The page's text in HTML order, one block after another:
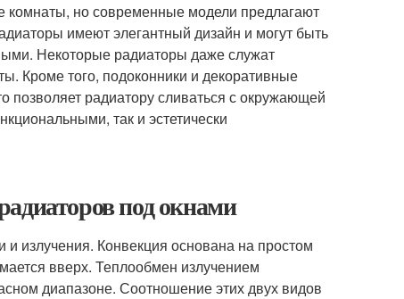
комнаты, но современные модели предлагают
имеют элегантный дизайн и могут быть
Некоторые радиаторы даже служат
Кроме того, подоконники и декоративные
позволяет радиатору сливаться с окружающей
так и эстетически
под окнами
излучения. Конвекция основана на простом
вверх. Теплообмен излучением
диапазоне. Соотношение этих двух видов